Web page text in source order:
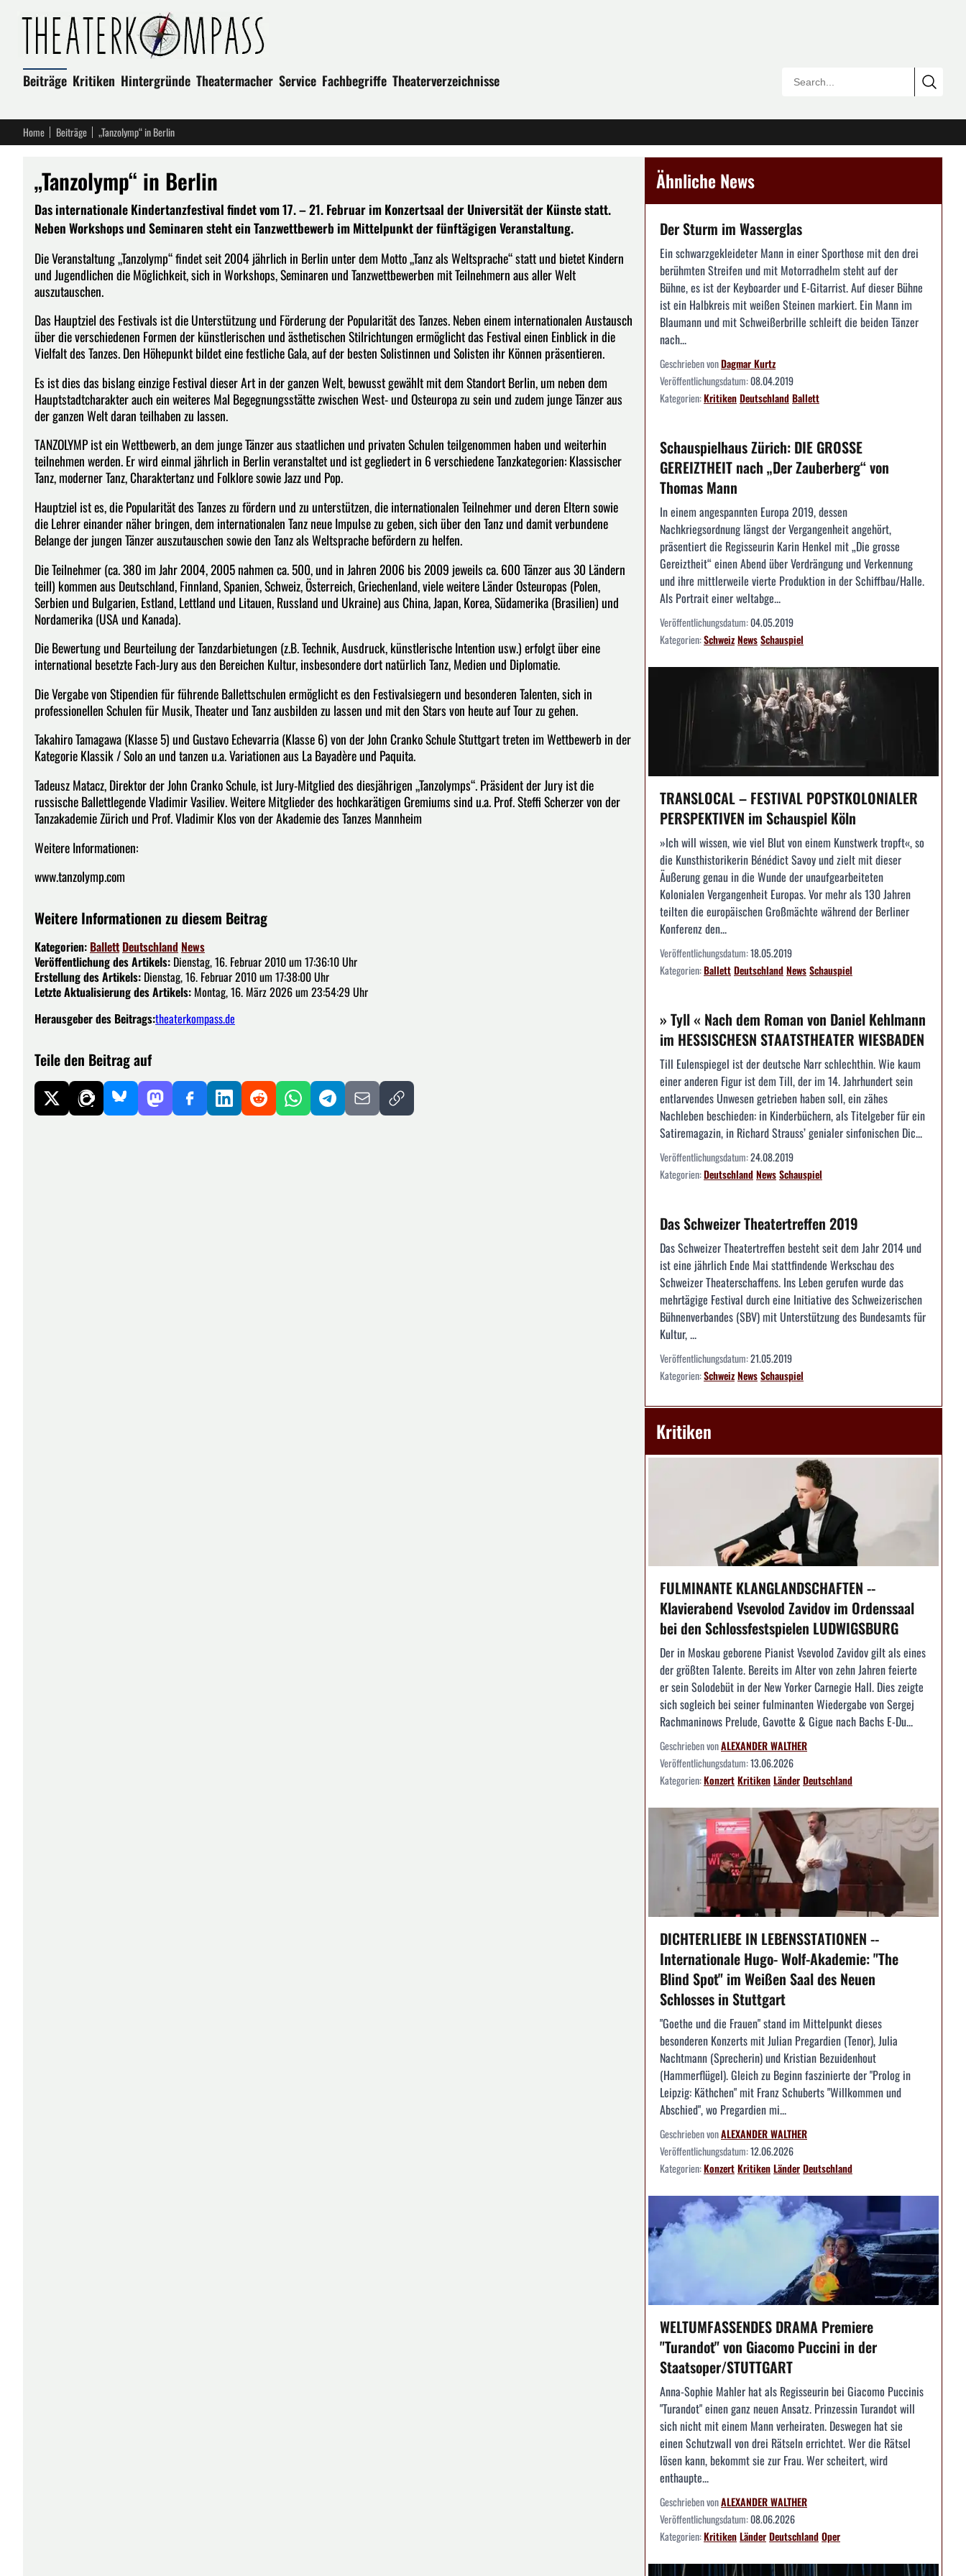
Beiträge Kritiken Hintergründe Theatermacher Service Fachbegriffe Theaterverzeichnisse
Home Beiträge „Tanzolymp“ in Berlin
„Tanzolymp“ in Berlin
Das internationale Kindertanzfestival findet vom 17. – 21. Februar im Konzertsaal der Universität der Künste statt.
Neben Workshops und Seminaren steht ein Tanzwettbewerb im Mittelpunkt der fünftägigen Veranstaltung.
Die Veranstaltung „Tanzolymp“ findet seit 2004 jährlich in Berlin unter dem Motto „Tanz als Weltsprache“ statt und bietet Kindern
und Jugendlichen die Möglichkeit, sich in Workshops, Seminaren und Tanzwettbewerben mit Teilnehmern aus aller Welt
auszutauschen.
Das Hauptziel des Festivals ist die Unterstützung und Förderung der Popularität des Tanzes. Neben einem internationalen Austausch
über die verschiedenen Formen der künstlerischen und ästhetischen Stilrichtungen ermöglicht das Festival einen Einblick in die
Vielfalt des Tanzes. Den Höhepunkt bildet eine festliche Gala, auf der besten Solistinnen und Solisten ihr Können präsentieren.
Es ist dies das bislang einzige Festival dieser Art in der ganzen Welt, bewusst gewählt mit dem Standort Berlin, um neben dem
Hauptstadtcharakter auch ein weiteres Mal Begegnungsstätte zwischen West- und Osteuropa zu sein und zudem junge Tänzer aus
der ganzen Welt daran teilhaben zu lassen.
TANZOLYMP ist ein Wettbewerb, an dem junge Tänzer aus staatlichen und privaten Schulen teilgenommen haben und weiterhin
teilnehmen werden. Er wird einmal jährlich in Berlin veranstaltet und ist gegliedert in 6 verschiedene Tanzkategorien: Klassischer
Tanz, moderner Tanz, Charaktertanz und Folklore sowie Jazz und Pop.
Hauptziel ist es, die Popularität des Tanzes zu fördern und zu unterstützen, die internationalen Teilnehmer und deren Eltern sowie
die Lehrer einander näher bringen, dem internationalen Tanz neue Impulse zu geben, sich über den Tanz und damit verbundene
Belange der jungen Tänzer auszutauschen sowie den Tanz als Weltsprache befördern zu helfen.
Die Teilnehmer (ca. 380 im Jahr 2004, 2005 nahmen ca. 500, und in Jahren 2006 bis 2009 jeweils ca. 600 Tänzer aus 30 Ländern
teill) kommen aus Deutschland, Finnland, Spanien, Schweiz, Österreich, Griechenland, viele weitere Länder Osteuropas (Polen,
Serbien und Bulgarien, Estland, Lettland und Litauen, Russland und Ukraine) aus China, Japan, Korea, Südamerika (Brasilien) und
Nordamerika (USA und Kanada).
Die Bewertung und Beurteilung der Tanzdarbietungen (z.B. Technik, Ausdruck, künstlerische Intention usw.) erfolgt über eine
international besetzte Fach-Jury aus den Bereichen Kultur, insbesondere dort natürlich Tanz, Medien und Diplomatie.
Die Vergabe von Stipendien für führende Ballettschulen ermöglicht es den Festivalsiegern und besonderen Talenten, sich in
professionellen Schulen für Musik, Theater und Tanz ausbilden zu lassen und mit den Stars von heute auf Tour zu gehen.
Takahiro Tamagawa (Klasse 5) und Gustavo Echevarria (Klasse 6) von der John Cranko Schule Stuttgart treten im Wettbewerb in der
Kategorie Klassik / Solo an und tanzen u.a. Variationen aus La Bayadère und Paquita.
Tadeusz Matacz, Direktor der John Cranko Schule, ist Jury-Mitglied des diesjährigen „Tanzolymps“. Präsident der Jury ist die
russische Ballettlegende Vladimir Vasiliev. Weitere Mitglieder des hochkarätigen Gremiums sind u.a. Prof. Steffi Scherzer von der
Tanzakademie Zürich und Prof. Vladimir Klos von der Akademie des Tanzes Mannheim
Weitere Informationen:
www.tanzolymp.com
Weitere Informationen zu diesem Beitrag
Kategorien: Ballett Deutschland News
Veröffentlichung des Artikels: Dienstag, 16. Februar 2010 um 17:36:10 Uhr
Erstellung des Artikels: Dienstag, 16. Februar 2010 um 17:38:00 Uhr
Letzte Aktualisierung des Artikels: Montag, 16. März 2026 um 23:54:29 Uhr
Herausgeber des Beitrags:theaterkompass.de
Teile den Beitrag auf
Ähnliche News
Der Sturm im Wasserglas
Ein schwarzgekleideter Mann in einer Sporthose mit den drei
berühmten Streifen und mit Motorradhelm steht auf der
Bühne, es ist der Keyboarder und E-Gitarrist. Auf dieser Bühne
ist ein Halbkreis mit weißen Steinen markiert. Ein Mann im
Blaumann und mit Schweißerbrille schleift die beiden Tänzer
nach...
Geschrieben vonDagmar Kurtz
Veröffentlichungsdatum:08.04.2019
Kategorien:KritikenDeutschlandBallett
Schauspielhaus Zürich: DIE GROSSE
GEREIZTHEIT nach „Der Zauberberg“ von
Thomas Mann
In einem angespannten Europa 2019, dessen
Nachkriegsordnung längst der Vergangenheit angehört,
präsentiert die Regisseurin Karin Henkel mit „Die grosse
Gereiztheit“ einen Abend über Verdrängung und Verkennung
und ihre mittlerweile vierte Produktion in der Schiffbau/Halle.
Als Portrait einer weltabge...
Veröffentlichungsdatum:04.05.2019
Kategorien:SchweizNewsSchauspiel
TRANSLOCAL – FESTIVAL POPSTKOLONIALER
PERSPEKTIVEN im Schauspiel Köln
»Ich will wissen, wie viel Blut von einem Kunstwerk tropft«, so
die Kunsthistorikerin Bénédict Savoy und zielt mit dieser
Äußerung genau in die Wunde der unaufgearbeiteten
Kolonialen Vergangenheit Europas. Vor mehr als 130 Jahren
teilten die europäischen Großmächte während der Berliner
Konferenz den...
Veröffentlichungsdatum:18.05.2019
Kategorien:BallettDeutschlandNewsSchauspiel
» Tyll « Nach dem Roman von Daniel Kehlmann
im HESSISCHESN STAATSTHEATER WIESBADEN
Till Eulenspiegel ist der deutsche Narr schlechthin. Wie kaum
einer anderen Figur ist dem Till, der im 14. Jahrhundert sein
entlarvendes Unwesen getrieben haben soll, ein zähes
Nachleben beschieden: in Kinderbüchern, als Titelgeber für ein
Satiremagazin, in Richard Strauss’ genialer sinfonischen Dic...
Veröffentlichungsdatum:24.08.2019
Kategorien:DeutschlandNewsSchauspiel
Das Schweizer Theatertreffen 2019
Das Schweizer Theatertreffen besteht seit dem Jahr 2014 und
ist eine jährlich Ende Mai stattfindende Werkschau des
Schweizer Theaterschaffens. Ins Leben gerufen wurde das
mehrtägige Festival durch eine Initiative des Schweizerischen
Bühnenverbandes (SBV) mit Unterstützung des Bundesamts für
Kultur, ...
Veröffentlichungsdatum:21.05.2019
Kategorien:SchweizNewsSchauspiel
Kritiken
FULMINANTE KLANGLANDSCHAFTEN --
Klavierabend Vsevolod Zavidov im Ordenssaal
bei den Schlossfestspielen LUDWIGSBURG
Der in Moskau geborene Pianist Vsevolod Zavidov gilt als eines
der größten Talente. Bereits im Alter von zehn Jahren feierte
er sein Solodebüt in der New Yorker Carnegie Hall. Dies zeigte
sich sogleich bei seiner fulminanten Wiedergabe von Sergej
Rachmaninows Prelude, Gavotte & Gigue nach Bachs E-Du...
Geschrieben vonALEXANDER WALTHER
Veröffentlichungsdatum:13.06.2026
Kategorien:KonzertKritikenLänderDeutschland
DICHTERLIEBE IN LEBENSSTATIONEN --
Internationale Hugo- Wolf-Akademie: "The
Blind Spot" im Weißen Saal des Neuen
Schlosses in Stuttgart
"Goethe und die Frauen" stand im Mittelpunkt dieses
besonderen Konzerts mit Julian Pregardien (Tenor), Julia
Nachtmann (Sprecherin) und Kristian Bezuidenhout
(Hammerflügel). Gleich zu Beginn faszinierte der "Prolog in
Leipzig: Käthchen" mit Franz Schuberts "Willkommen und
Abschied", wo Pregardien mi...
Geschrieben vonALEXANDER WALTHER
Veröffentlichungsdatum:12.06.2026
Kategorien:KonzertKritikenLänderDeutschland
WELTUMFASSENDES DRAMA Premiere
"Turandot" von Giacomo Puccini in der
Staatsoper/STUTTGART
Anna-Sophie Mahler hat als Regisseurin bei Giacomo Puccinis
"Turandot" einen ganz neuen Ansatz. Prinzessin Turandot will
sich nicht mit einem Mann verheiraten. Deswegen hat sie
einen Schutzwall von drei Rätseln errichtet. Wer die Rätsel
lösen kann, bekommt sie zur Frau. Wer scheitert, wird
enthaupte...
Geschrieben vonALEXANDER WALTHER
Veröffentlichungsdatum:08.06.2026
Kategorien:KritikenLänderDeutschlandOper